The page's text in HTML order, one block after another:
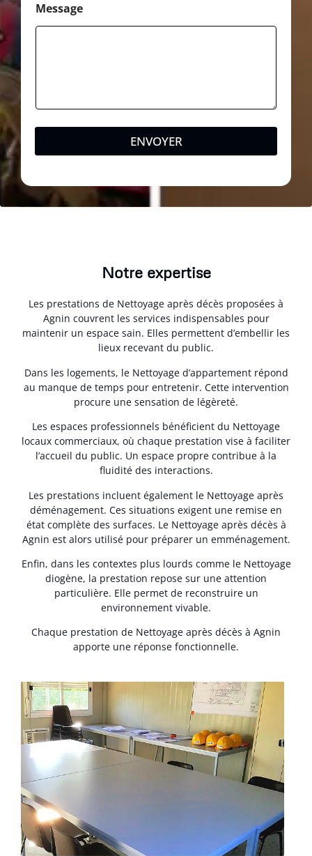
Message
ENVOYER
Notre expertise
Les prestations de Nettoyage après décès proposées à
Agnin couvrent les services indispensables pour
maintenir un espace sain. Elles permettent d’embellir les
lieux recevant du public.
Dans les logements, le Nettoyage d’appartement répond
au manque de temps pour entretenir. Cette intervention
procure une sensation de légèreté.
Les espaces professionnels bénéficient du Nettoyage
locaux commerciaux, où chaque prestation vise à faciliter
l’accueil du public. Un espace propre contribue à la
fluidité des interactions.
Les prestations incluent également le Nettoyage après
déménagement. Ces situations exigent une remise en
état complète des surfaces. Le Nettoyage après décès à
Agnin est alors utilisé pour préparer un emménagement.
Enfin, dans les contextes plus lourds comme le Nettoyage
diogène, la prestation repose sur une attention
particulière. Elle permet de reconstruire un
environnement vivable.
Chaque prestation de Nettoyage après décès à Agnin
apporte une réponse fonctionnelle.